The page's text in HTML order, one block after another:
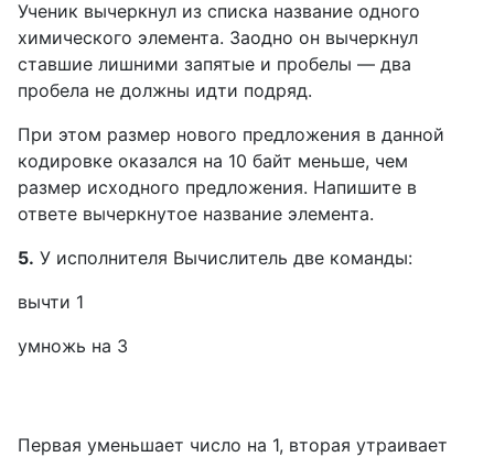
Ученик вычеркнул из списка название одного
химического элемента. Заодно он вычеркнул
ставшие лишними запятые и пробелы — два
пробела не должны идти подряд.
При этом размер нового предложения в данной
кодировке оказался на 10 байт меньше, чем
размер исходного предложения. Напишите в
ответе вычеркнутое название элемента.
5. У исполнителя Вычислитель две команды:
вычти 1
умножь на 3
Первая уменьшает число на 1, вторая утраивает